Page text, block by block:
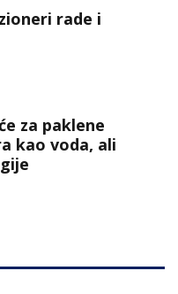
rade i
za paklene
kao voda, ali